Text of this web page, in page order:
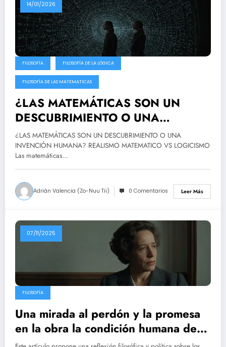
14/01/2026
FILOSOFÍA FILOSOFÍA DE LA LÓGICA
FILOSOFÍA DE LAS MATEMATICAS
¿LAS MATEMÁTICAS SON UN
DESCUBRIMIENTO O UNA
INVENCIÓN HUMANA? REALISMO
MATEMATICO VS LOGICISMO
¿LAS MATEMÁTICAS SON UN DESCUBRIMIENTO O UNA
INVENCIÓN HUMANA? REALISMO MATEMATICO VS LOGICISMO
Las matemáticas…
Adrián Valencia (Zo-Nuu Tii) 0 Comentarios Leer Más
07/11/2025
FILOSOFÍA
Una mirada al perdón y la promesa
en la obra la condición humana de
Hannah Arendt